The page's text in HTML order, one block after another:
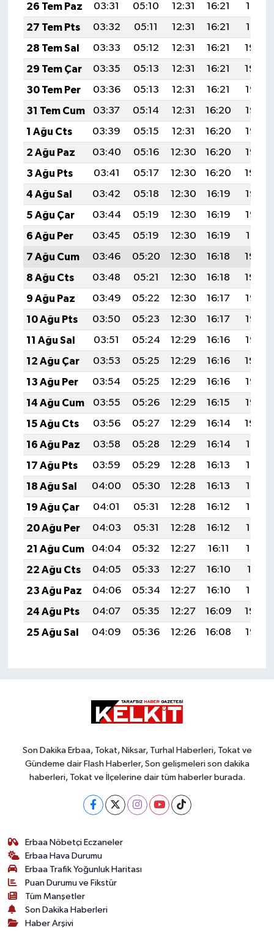
26 Tem Paz
03:31 05:10 12:31 16:21
19:41
27 Tem Pts
03:32 05:11 12:31 16:21
19:41
28 Tem Sal
03:33 05:12 12:31 16:21
19:40
29 Tem Çar
03:35 05:13 12:31 16:21
19:39
30 Tem Per
03:36 05:13 12:31 16:21
19:38
31 Tem Cum
03:37 05:14 12:31 16:20
19:37
1 Ağu Cts
03:39 05:15 12:31 16:20
19:36
2 Ağu Paz
03:40 05:16 12:30 16:20
19:35
3 Ağu Pts
03:41 05:17 12:30 16:20
19:34
4 Ağu Sal
03:42 05:18 12:30 16:19
19:33
5 Ağu Çar
03:44 05:19 12:30 16:19
19:32
6 Ağu Per
03:45 05:19 12:30 16:19
19:31
7 Ağu Cum
03:46 05:20 12:30 16:18
19:30
8 Ağu Cts
03:48 05:21 12:30 16:18
19:29
9 Ağu Paz
03:49 05:22 12:30 16:17
19:28
10 Ağu Pts
03:50 05:23 12:30 16:17
19:26
11 Ağu Sal
03:51 05:24 12:29 16:16
19:25
12 Ağu Çar
03:53 05:25 12:29 16:16
19:24
13 Ağu Per
03:54 05:25 12:29 16:16
19:23
14 Ağu Cum
03:55 05:26 12:29 16:15
19:22
15 Ağu Cts
03:56 05:27 12:29 16:14
19:20
16 Ağu Paz
03:58 05:28 12:29 16:14
19:19
17 Ağu Pts
03:59 05:29 12:28 16:13
19:18
18 Ağu Sal
04:00 05:30 12:28 16:13
19:17
19 Ağu Çar
04:01 05:31 12:28 16:12
19:15
20 Ağu Per
04:03 05:31 12:28 16:12
19:14
21 Ağu Cum
04:04 05:32 12:27 16:11
19:13
22 Ağu Cts
04:05 05:33 12:27 16:10
19:11
23 Ağu Paz
04:06 05:34 12:27 16:10
19:10
24 Ağu Pts
04:07 05:35 12:27 16:09
19:08
25 Ağu Sal
04:09 05:36 12:26 16:08 19:07
Son Dakika Erbaa, Tokat, Niksar, Turhal Haberleri, Tokat ve
Gündeme dair Flash Haberler, Son gelişmeleri son dakika
haberleri, Tokat ve İlçelerine dair tüm haberler burada.
Erbaa Nöbetçi Eczaneler
Erbaa Hava Durumu
Erbaa Trafik Yoğunluk Haritası
Puan Durumu ve Fikstür
Tüm Manşetler
Son Dakika Haberleri
Haber Arşivi